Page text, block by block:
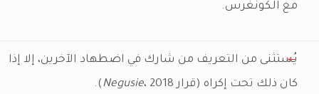
مع الكونغرس.
يُستثنى من التعريف من شارك في اضطهاد الآخرين، إلا إذا
كان ذلك تحت إكراه (قرار
Negusie، 2018).